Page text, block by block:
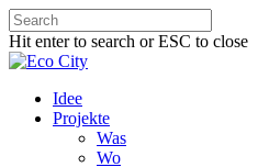
Hit enter to search or ESC to close
Idee
Projekte
Was
Wo